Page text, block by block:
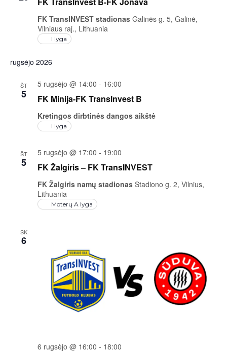
FK TransINVEST stadionas Galinės g. 5, Galinė,
Vilniaus raj., Lithuania
I lyga
rugsėjo 2026
ŠT
5 FK Minija-FK TransInvest B
5 rugsėjo @ 14:00 - 16:00
Kretingos dirbtinės dangos aikštė
I lyga
ŠT
5 FK Žalgiris – FK TransINVEST
5 rugsėjo @ 17:00 - 19:00
FK Žalgiris namų stadionas Stadiono g. 2, Vilnius,
Lithuania
Moterų A lyga
SK
6
6 rugsėjo @ 16:00 - 18:00